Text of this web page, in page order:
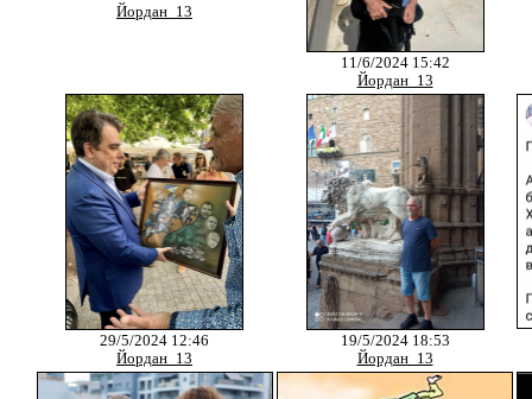
Йордан_13
11/6/2024 15:42
Йордан_13
29/5/2024 12:46
Йордан_13
19/5/2024 18:53
Йордан_13